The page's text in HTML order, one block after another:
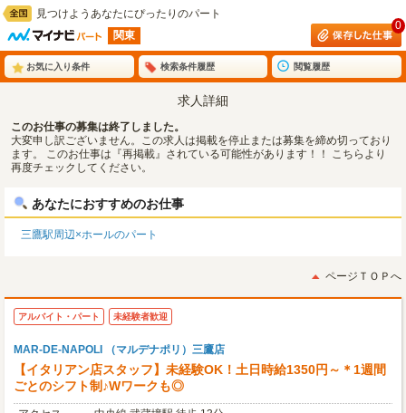
見つけようあなたにぴったりのパート
関東
0
お気に入り条件 検索条件履歴 閲覧履歴
求人詳細
このお仕事の募集は終了しました。
大変申し訳ございません。この求人は掲載を停止または募集を締め切っており
ます。 このお仕事は『再掲載』されている可能性があります！！ こちらより
再度チェックしてください。
あなたにおすすめのお仕事
三鷹駅周辺×ホールのパート
ページＴＯＰへ
アルバイト・パート 未経験者歓迎
MAR-DE-NAPOLI （マルデナポリ）三鷹店
【イタリアン店スタッフ】未経験OK！土日時給1350円～＊1週間
ごとのシフト制♪Wワークも◎